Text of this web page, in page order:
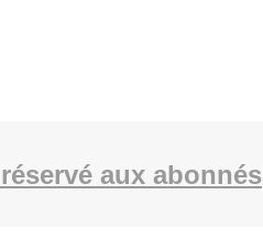
aux abonnés